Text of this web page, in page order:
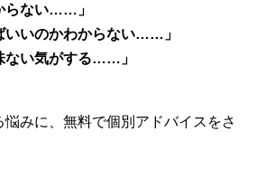
らない……」
いいのかわからない……」
ない気がする……」
みに、無料で個別アドバイスをさ